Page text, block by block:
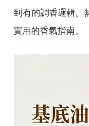
到有的調香邏輯。
實用的香氣指南。